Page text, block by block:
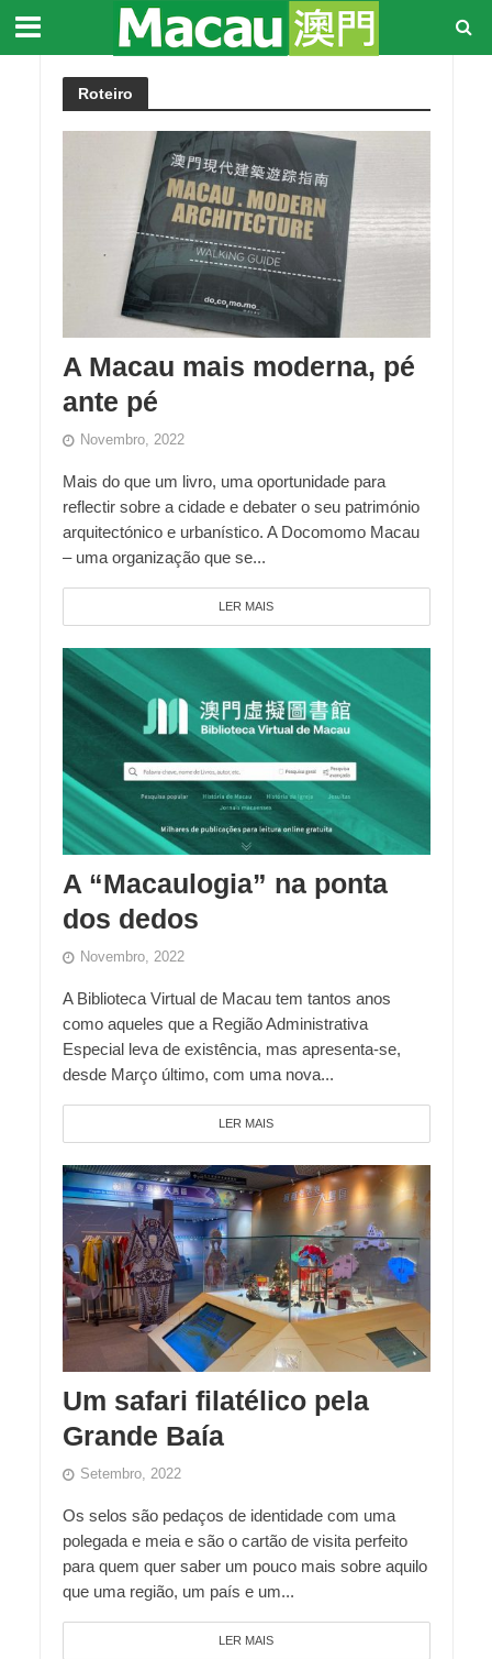
Roteiro
A Macau mais moderna, pé
ante pé
Novembro, 2022
Mais do que um livro, uma oportunidade para
reflectir sobre a cidade e debater o seu património
arquitectónico e urbanístico. A Docomomo Macau
– uma organização que se...
LER MAIS
A “Macaulogia” na ponta
dos dedos
Novembro, 2022
A Biblioteca Virtual de Macau tem tantos anos
como aqueles que a Região Administrativa
Especial leva de existência, mas apresenta-se,
desde Março último, com uma nova...
LER MAIS
Um safari filatélico pela
Grande Baía
Setembro, 2022
Os selos são pedaços de identidade com uma
polegada e meia e são o cartão de visita perfeito
para quem quer saber um pouco mais sobre aquilo
que uma região, um país e um...
LER MAIS